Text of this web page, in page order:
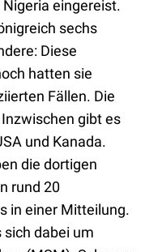
eingereist.
sechs
Diese
hatten sie
Fällen. Die
gibt es
und Kanada.
die dortigen
rund 20
in einer Mitteilung.
sich dabei um